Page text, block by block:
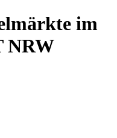
im
NRW